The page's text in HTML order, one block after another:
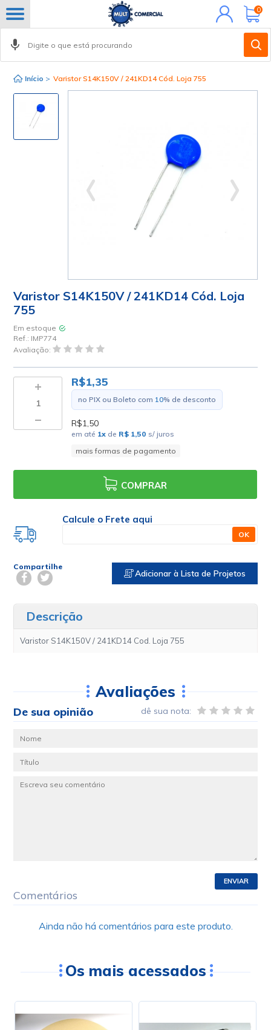
Minha
conta
0
Início > Varistor S14K150V / 241KD14 Cód. Loja 755
Varistor S14K150V / 241KD14 Cód. Loja
755
Em estoque
Ref.: IMP774
Avaliação:
R$1,35
no PIX ou Boleto com 10% de desconto
R$1,50
em até 1x de R$ 1,50 s/ juros
mais formas de pagamento
COMPRAR
Calcule o Frete aqui
OK
Compartilhe
Adicionar à Lista de Projetos
Descrição
Varistor S14K150V / 241KD14 Cod. Loja 755
Avaliações
De sua opinião dê sua nota:
ENVIAR
Comentários
Ainda não há comentários para este produto.
Os mais acessados